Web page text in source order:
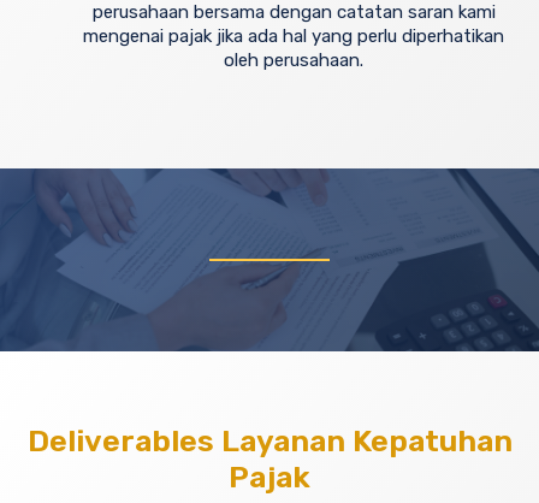
perusahaan bersama dengan catatan saran kami
mengenai pajak jika ada hal yang perlu diperhatikan
oleh perusahaan.
Deliverables Layanan Kepatuhan
Pajak